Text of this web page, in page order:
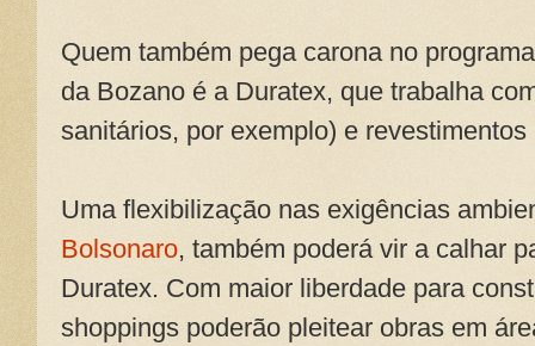
Quem também pega carona no
da Bozano é a Duratex, que trabalha
sanitários, por exemplo) e
Uma flexibilização nas exigências
Bolsonaro, também poderá vir a calhar
Duratex. Com maior liberdade para
shoppings poderão pleitear obras em